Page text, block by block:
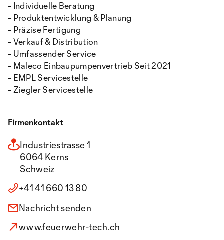
- Individuelle Beratung
- Produktentwicklung & Planung
- Präzise Fertigung
- Verkauf & Distribution
- Umfassender Service
- Maleco Einbaupumpenvertrieb Seit 2021
- EMPL Servicestelle
- Ziegler Servicestelle
Firmenkontakt
Industriestrasse 1
6064 Kerns
Schweiz
+41 41 660 13 80
Nachricht senden
www.feuerwehr-tech.ch